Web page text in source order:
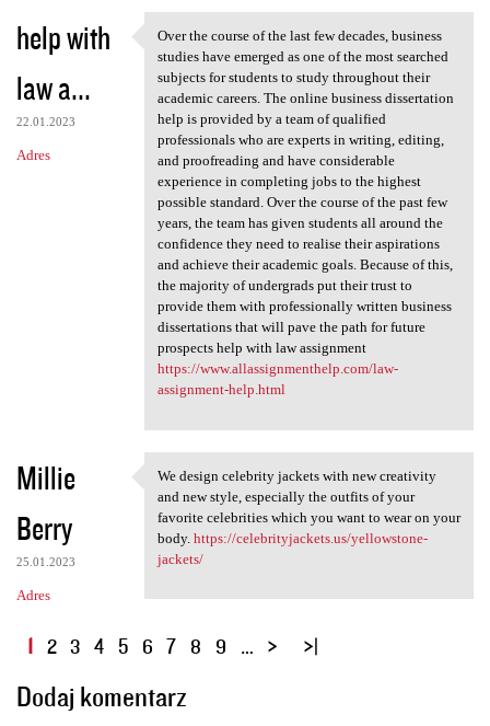
help with
law a...
22.01.2023
Adres
Over the course of the last
Over the course of the last few decades, business
studies have emerged as one of the most searched
subjects for students to study throughout their
academic careers. The online business dissertation
help is provided by a team of qualified
professionals who are experts in writing, editing,
and proofreading and have considerable
experience in completing jobs to the highest
possible standard. Over the course of the past few
years, the team has given students all around the
confidence they need to realise their aspirations
and achieve their academic goals. Because of this,
the majority of undergrads put their trust to
provide them with professionally written business
dissertations that will pave the path for future
prospects help with law assignment
https://www.allassignmenthelp.com/law-
assignment-help.html
Millie
Berry
25.01.2023
Adres
We design celebrity jackets
We design celebrity jackets with new creativity
and new style, especially the outfits of your
favorite celebrities which you want to wear on your
body. https://celebrityjackets.us/yellowstone-
jackets/
S
r
1 2 3 4 5 6 7 8 9 …
Dodaj komentarz